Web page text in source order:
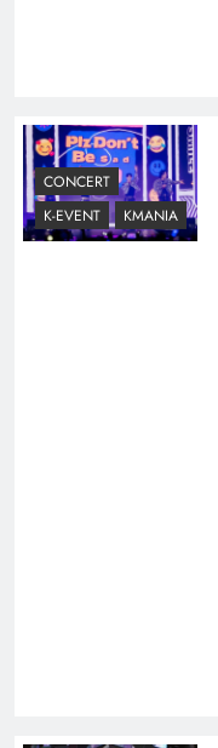
CONCERT
K-EVENT
KMANIA